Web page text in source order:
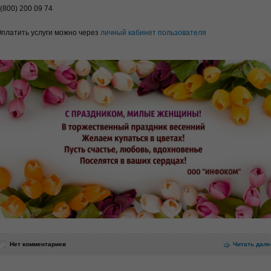
200 09 74
услуги можно через личный кабинет пользователя
Нет комментариев Читать